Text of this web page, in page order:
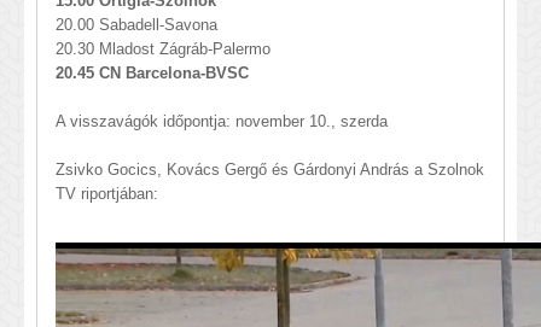
20.00 Sabadell-Savona
20.30 Mladost Zágráb-Palermo
20.45 CN Barcelona-BVSC
A visszavágók időpontja: november 10., szerda
Zsivko Gocics, Kovács Gergő és Gárdonyi András a Szolnok
TV riportjában: